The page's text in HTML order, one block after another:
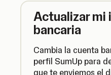
Actualizar mi
bancaria
Cambia la cuenta
perfil SumUp para
que te enviemos el